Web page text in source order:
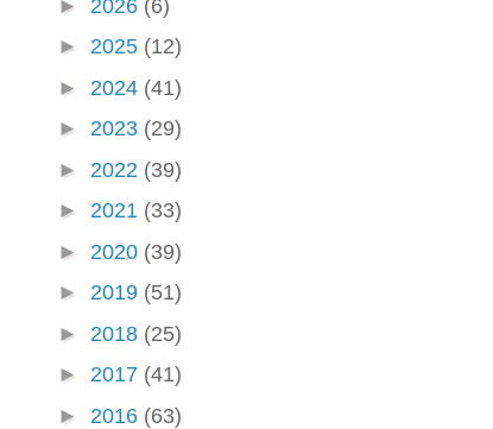
► 2026 (6)
► 2025 (12)
► 2024 (41)
► 2023 (29)
► 2022 (39)
► 2021 (33)
► 2020 (39)
► 2019 (51)
► 2018 (25)
► 2017 (41)
► 2016 (63)